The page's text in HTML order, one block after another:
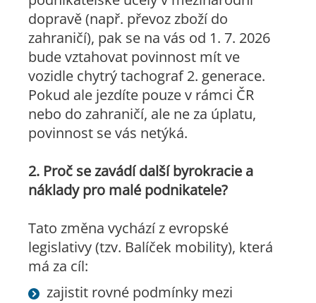
dopravě (např. převoz zboží do
zahraničí), pak se na vás od 1. 7. 2026
bude vztahovat povinnost mít ve
vozidle chytrý tachograf 2. generace.
Pokud ale jezdíte pouze v rámci ČR
nebo do zahraničí, ale ne za úplatu,
povinnost se vás netýká.
2. Proč se zavádí další byrokracie a
náklady pro malé podnikatele?
Tato změna vychází z evropské
legislativy (tzv. Balíček mobility), která
má za cíl:
zajistit rovné podmínky mezi